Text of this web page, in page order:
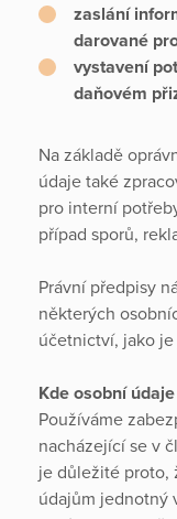
zaslání
darované
vystavení
daňovém
Na základě
údaje také
pro interní
případ sporů,
Právní předpisy
některých
účetnictví, jako
Kde osobní
Používáme
nacházející se v
je důležité proto,
údajům jednotný